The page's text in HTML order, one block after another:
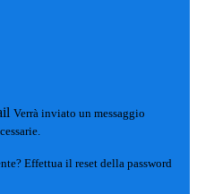
Verrà inviato un messaggio
Effettua il reset della password